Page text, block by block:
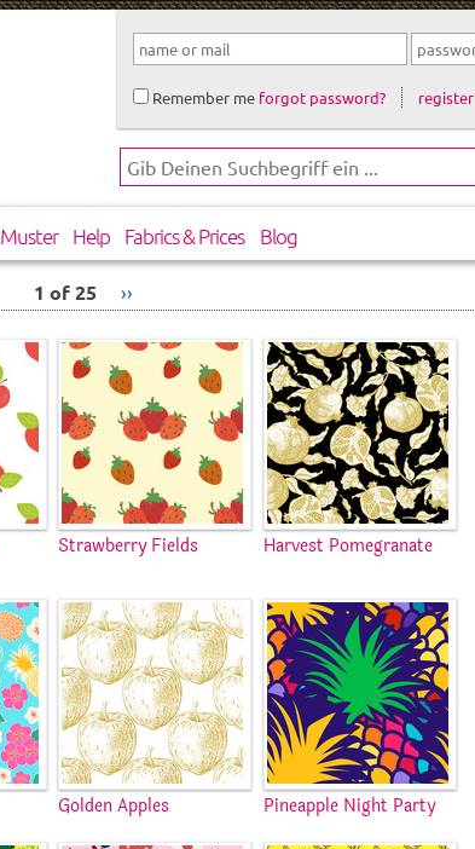
Remember me forgot password? register
Muster Help Fabrics & Prices Blog
1 of 25 ››
Strawberry Fields Harvest Pomegranate
Golden Apples Pineapple Night Party